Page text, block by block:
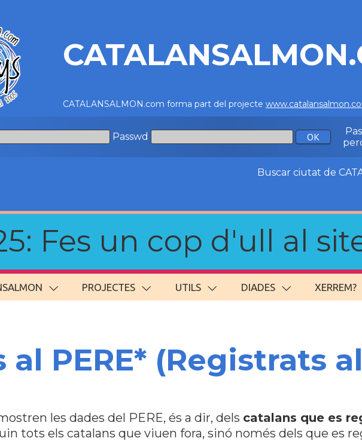
CATALANSALMON.com forma part del projecte
Passwd
Buscar ciutat de
Fes un cop d'ull al
PROJECTES UTILS DIADES XERREM?
al PERE* (Registrats
les dades del PERE, és a dir, dels catalans que es
tots els catalans que viuen fora, sinó només dels que es